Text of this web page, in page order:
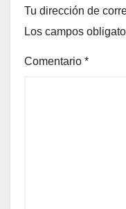
Tu dirección de
Los campos
Comentario *